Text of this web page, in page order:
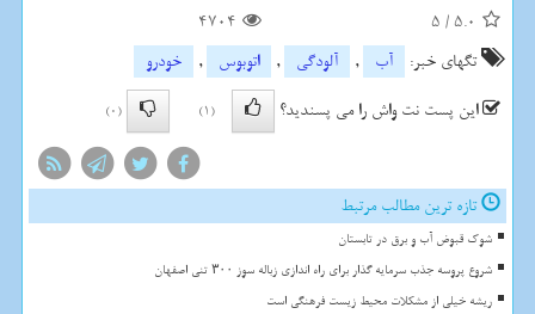
5.0
/
5
4704
تگهای خبر:
آب , آلودگی , اتوبوس ,
خودرو
این پست نت واش را می پسندید؟
(1)
(0)
تازه ترین مطالب مرتبط
شوک قبوض آب و برق در تابستان
شروع پروسه جذب سرمایه گذار برای راه اندازی زباله سوز ۳۰۰ تنی اصفهان
ریشه خیلی از مشکلات محیط زیست فرهنگی است